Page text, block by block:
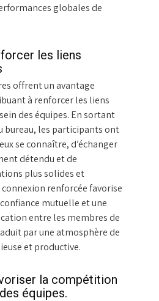
globales de
les liens
offrent un avantage
à renforcer les liens
des équipes. En sortant
bureau, les participants ont
se connaître, d’échanger
détendu et de
plus solides et
renforcée favorise
mutuelle et une
entre les membres de
par une atmosphère de
et productive.
la compétition
équipes.